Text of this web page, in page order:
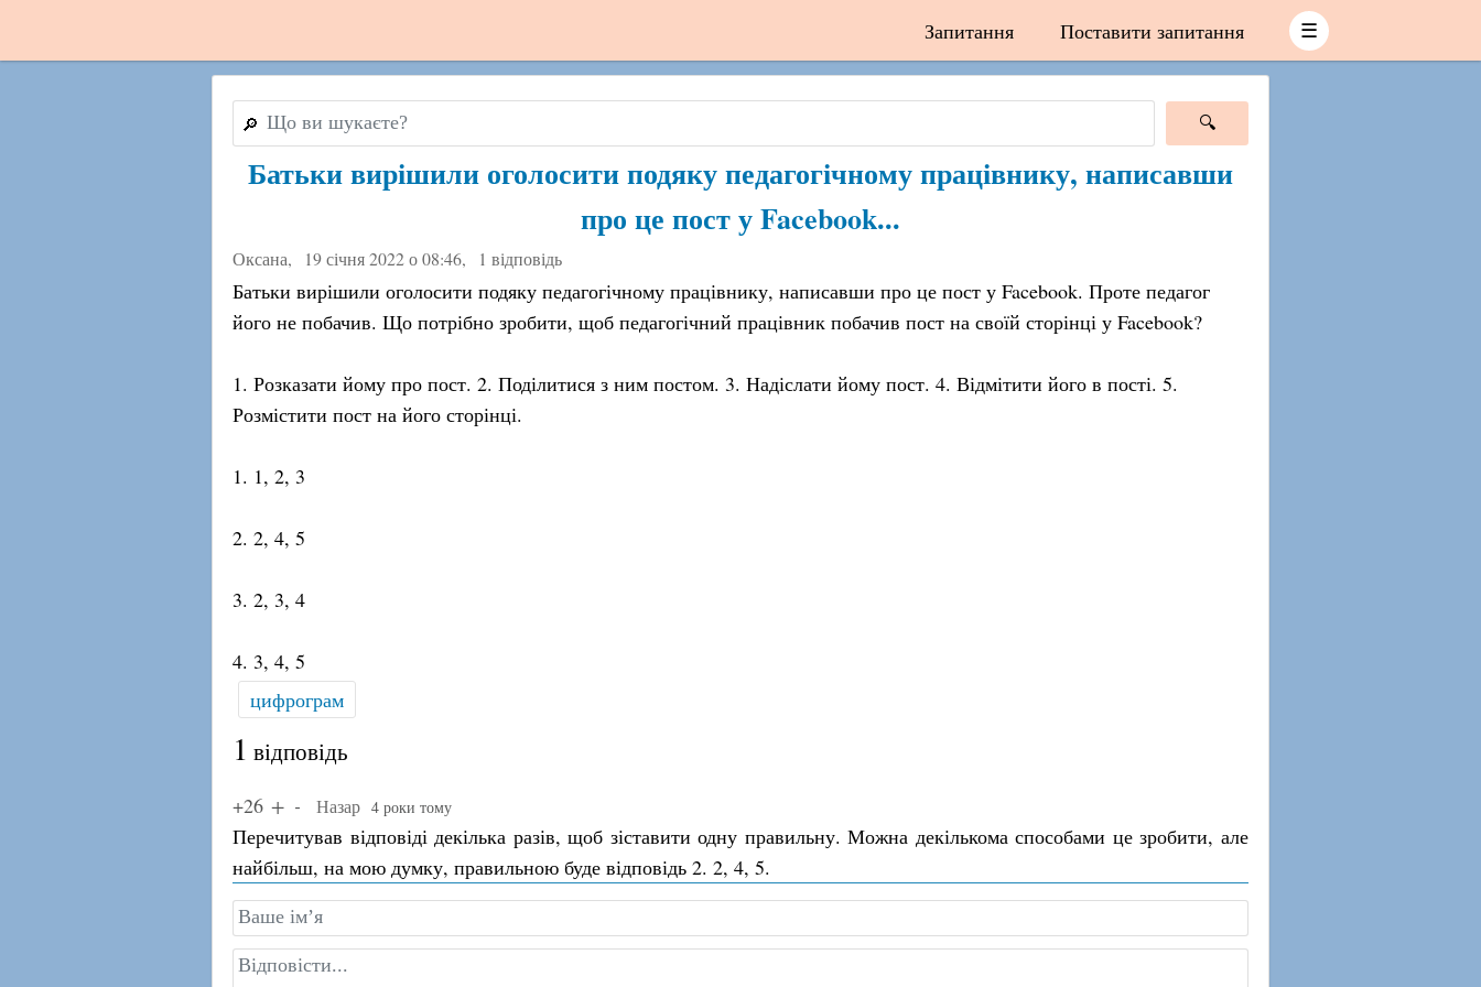
Запитання Поставити запитання ☰
🔎
Батьки вирішили оголосити подяку педагогічному працівнику, написавши
про це пост у Facebook...
Оксана, 19 січня 2022 о 08:46, 1 відповідь
Батьки вирішили оголосити подяку педагогічному працівнику, написавши про це пост у Facebook. Проте педагог
його не побачив. Що потрібно зробити, щоб педагогічний працівник побачив пост на своїй сторінці у Facebook?
1. Розказати йому про пост. 2. Поділитися з ним постом. 3. Надіслати йому пост. 4. Відмітити його в пості. 5.
Розмістити пост на його сторінці.
1. 1, 2, 3
2. 2, 4, 5
3. 2, 3, 4
4. 3, 4, 5
цифрограм
1 відповідь
+26 Назар 4 роки тому
Перечитував відповіді декілька разів, щоб зіставити одну правильну. Можна декількома способами це зробити, але
найбільш, на мою думку, правильною буде відповідь 2. 2, 4, 5.